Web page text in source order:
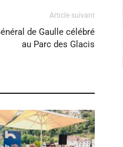
Article suivant
de Gaulle célébré
au Parc des Glacis